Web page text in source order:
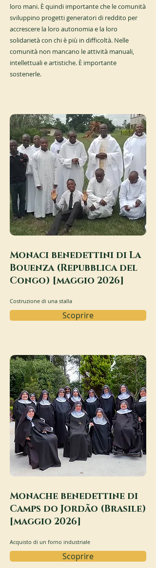
loro mani. È quindi importante che le comunità
sviluppino progetti generatori di reddito per
accrescere la loro autonomia e la loro
solidarietà con chi è più in difficoltà. Nelle
comunità non mancano le attività manuali,
intellettuali e artistiche. È importante
sostenerle.
Monaci benedettini di La
Bouenza (Repubblica del
Congo) [maggio 2026]
Costruzione di una stalla
Scoprire
Monache benedettine di
Camps do Jordão (Brasile)
[maggio 2026]
Acquisto di un forno industriale
Scoprire